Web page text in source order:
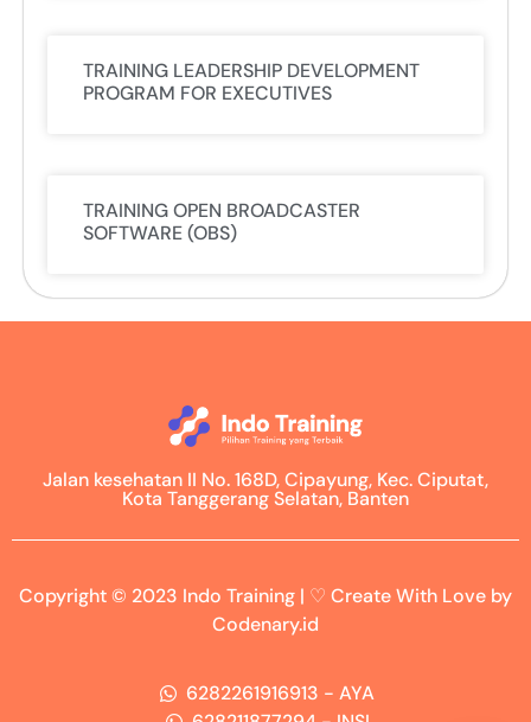
TRAINING LEADERSHIP DEVELOPMENT
PROGRAM FOR EXECUTIVES
TRAINING OPEN BROADCASTER
SOFTWARE (OBS)
Jalan kesehatan II No. 168D, Cipayung, Kec. Ciputat,
Kota Tanggerang Selatan, Banten
Copyright © 2023 Indo Training | ♡ Create With Love by
Codenary.id
6282261916913 - AYA